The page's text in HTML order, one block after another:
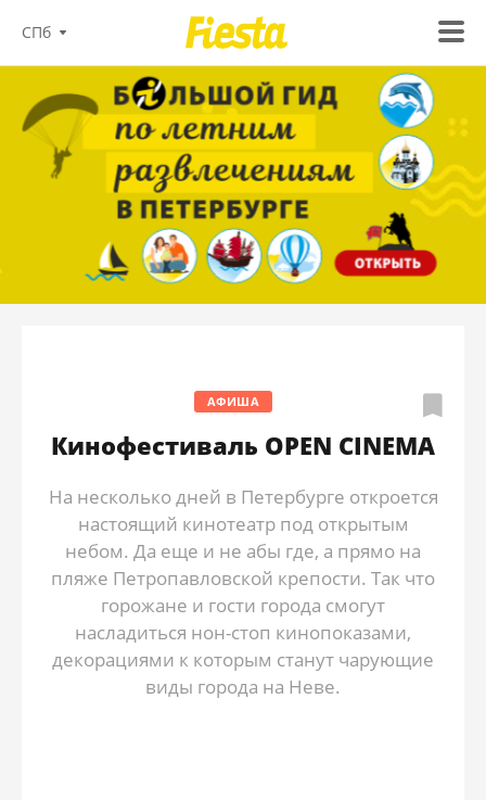
СПб
АФИША
Кинофестиваль OPEN CINEMA
На несколько дней в Петербурге откроется
настоящий кинотеатр под открытым
небом. Да еще и не абы где, а прямо на
пляже Петропавловской крепости. Так что
горожане и гости города смогут
насладиться нон-стоп кинопоказами,
декорациями к которым станут чарующие
виды города на Неве.